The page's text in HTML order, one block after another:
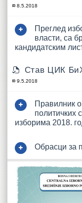
8.5.2018
Преглед
власти, са
кандидатским
Став ЦИК
9.5.2018
Правилник
политичких
изборима 2018.
Обрасци за